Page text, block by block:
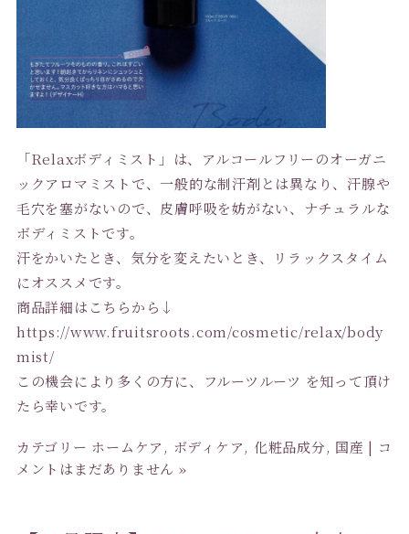
「Relaxボディミスト」は、アルコールフリーのオーガニ
ックアロマミストで、一般的な制汗剤とは異なり、汗腺や
毛穴を塞がないので、皮膚呼吸を妨がない、ナチュラルな
ボディミストです。
汗をかいたとき、気分を変えたいとき、リラックスタイム
にオススメです。
商品詳細はこちらから↓
https://www.fruitsroots.com/cosmetic/relax/body
mist/
この機会により多くの方に、フルーツルーツ を知って頂け
たら幸いです。
カテゴリー ホームケア, ボディケア, 化粧品成分, 国産 | コ
メントはまだありません »